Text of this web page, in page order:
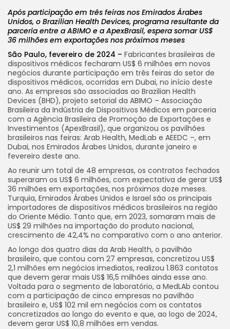
Após participação em três feiras nos Emirados Árabes
Unidos, o Brazilian Health Devices, programa resultante da
parceria entre a ABIMO e a ApexBrasil, espera somar US$
36 milhões em exportações nos próximos meses
São Paulo, fevereiro de 2024 – Fabricantes brasileiras de
dispositivos médicos fecharam US$ 6 milhões em novos
negócios durante participação em três feiras do setor de
dispositivos médicos, ocorridas em Dubai, no início deste
ano. As empresas são associadas ao Brazilian Health
Devices (BHD), projeto setorial da ABIMO – Associação
Brasileira da Indústria de Dispositivos Médicos em parceria
com a Agência Brasileira de Promoção de Exportações e
Investimentos (ApexBrasil), que organizou os pavilhões
brasileiros nas feiras: Arab Health, MedLab e AEEDC –, em
Dubai, nos Emirados Árabes Unidos, durante janeiro e
fevereiro deste ano.
Ao reunir um total de 48 empresas, os contratos fechados
superaram os US$ 6 milhões, com expectativa de gerar US$
36 milhões em exportações, nos próximos doze meses.
Turquia, Emirados Árabes Unidos e Israel são os principais
importadores de dispositivos médicos brasileiros na região
do Oriente Médio. Tanto que, em 2023, somaram mais de
US$ 29 milhões na importação do produto nacional,
crescimento de 42,4% no comparativo com o ano anterior.
Ao longo dos quatro dias da Arab Health, o pavilhão
brasileiro, que contou com 27 empresas, concretizou US$
2,1 milhões em negócios imediatos, realizou 1.863 contatos
que devem gerar mais US$ 16,5 milhões ainda esse ano.
Voltada para o segmento de laboratório, a MedLAb contou
com a participação de cinco empresas no pavilhão
brasileiro e, US$ 102 mil em negócios com os contatos
concretizados ao longo do evento e que, ao logo de 2024,
devem gerar US$ 10,8 milhões em vendas.